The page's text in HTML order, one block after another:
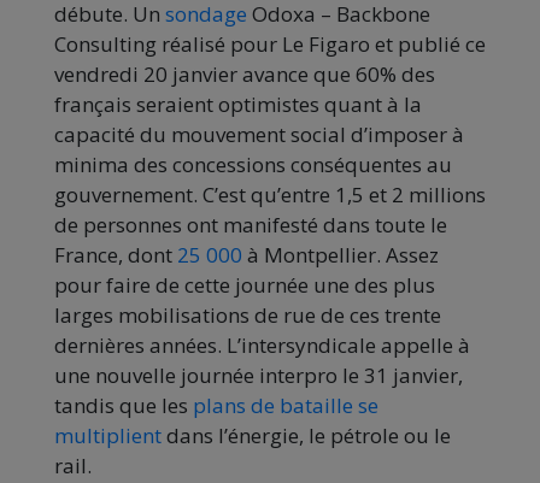
débute. Un sondage Odoxa – Backbone
Consulting réalisé pour Le Figaro et publié ce
vendredi 20 janvier avance que 60% des
français seraient optimistes quant à la
capacité du mouvement social d’imposer à
minima des concessions conséquentes au
gouvernement. C’est qu’entre 1,5 et 2 millions
de personnes ont manifesté dans toute le
France, dont 25 000 à Montpellier. Assez
pour faire de cette journée une des plus
larges mobilisations de rue de ces trente
dernières années. L’intersyndicale appelle à
une nouvelle journée interpro le 31 janvier,
tandis que les plans de bataille se
multiplientdans l’énergie, le pétrole ou le
rail.